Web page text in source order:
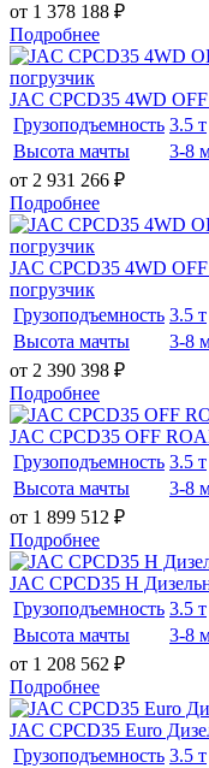
от 1 378 188 ₽
Подробнее
JAC CPCD35 4WD
Грузоподъемность 3.5 т
Высота мачты
3-8
от 2 931 266 ₽
Подробнее
JAC CPCD35 4WD
погрузчик
Грузоподъемность 3.5 т
Высота мачты
3-8
от 2 390 398 ₽
Подробнее
JAC CPCD35 OFF
Грузоподъемность 3.5 т
Высота мачты
3-8
от 1 899 512 ₽
Подробнее
JAC CPCD35 H
Грузоподъемность 3.5 т
Высота мачты
3-8
от 1 208 562 ₽
Подробнее
JAC CPCD35 Euro
Грузоподъемность 3.5 т